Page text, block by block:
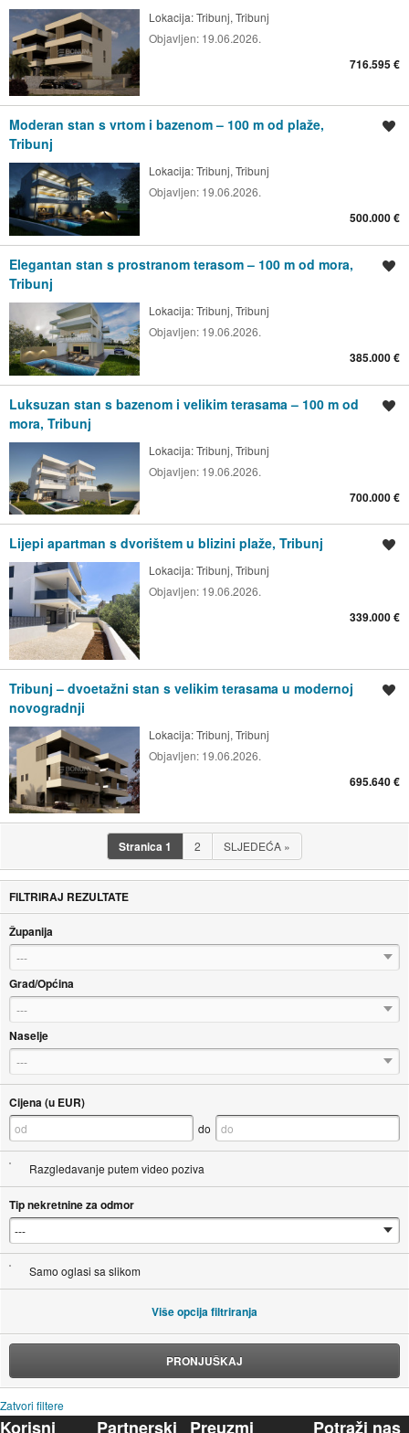
Lokacija:Tribunj, Tribunj
Objavljen: 19.06.2026.
716.595 €
Moderan stan s vrtom i bazenom – 100 m od plaže,
Tribunj
Lokacija:Tribunj, Tribunj
Objavljen: 19.06.2026.
500.000 €
Elegantan stan s prostranom terasom – 100 m od mora,
Tribunj
Lokacija:Tribunj, Tribunj
Objavljen: 19.06.2026.
385.000 €
Luksuzan stan s bazenom i velikim terasama – 100 m od
mora, Tribunj
Lokacija:Tribunj, Tribunj
Objavljen: 19.06.2026.
700.000 €
Lijepi apartman s dvorištem u blizini plaže, Tribunj
Lokacija:Tribunj, Tribunj
Objavljen: 19.06.2026.
339.000 €
Tribunj – dvoetažni stan s velikim terasama u modernoj
novogradnji
Lokacija:Tribunj, Tribunj
Objavljen: 19.06.2026.
695.640 €
Stranica1 2 SLJEDEĆA »
FILTRIRAJ REZULTATE
Županija
---
Grad/Općina
---
Naselje
---
Cijena (u EUR)
do
Razgledavanje putem video poziva
Tip nekretnine za odmor
Samo oglasi sa slikom
Više opcija filtriranja
PRONJUŠKAJ
Zatvori filtere
Korisni Partnerski Preuzmi Potraži nas